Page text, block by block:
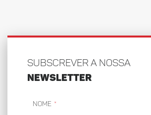
SUBSCREVER A NOSSA
NEWSLETTER
Nome